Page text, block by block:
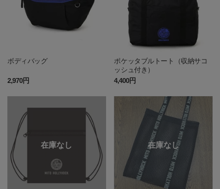
ボディバッグ
2,970円
ポケッタブルトート（収納サコ
ッシュ付き）
4,400円